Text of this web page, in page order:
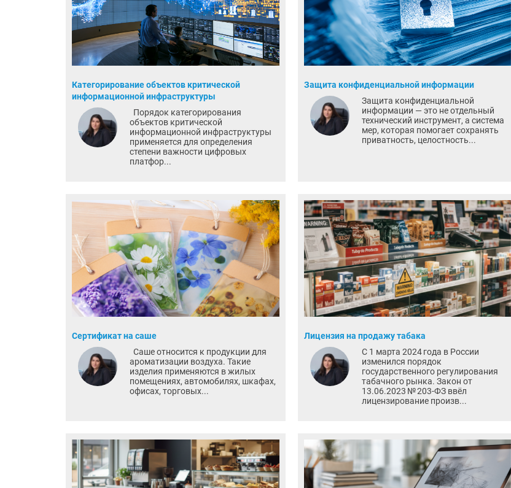
Категорирование объектов критической
информационной инфраструктуры
Порядок категорирования
объектов критической
информационной инфраструктуры
применяется для определения
степени важности цифровых
платфор...
Защита конфиденциальной информации
Защита конфиденциальной
информации — это не отдельный
технический инструмент, а система
мер, которая помогает сохранять
приватность, целостность...
Сертификат на саше
Саше относится к продукции для
ароматизации воздуха. Такие
изделия применяются в жилых
помещениях, автомобилях, шкафах,
офисах, торговых...
Лицензия на продажу табака
С 1 марта 2024 года в России
изменился порядок
государственного регулирования
табачного рынка. Закон от
13.06.2023 № 203-ФЗ ввёл
лицензирование произв...